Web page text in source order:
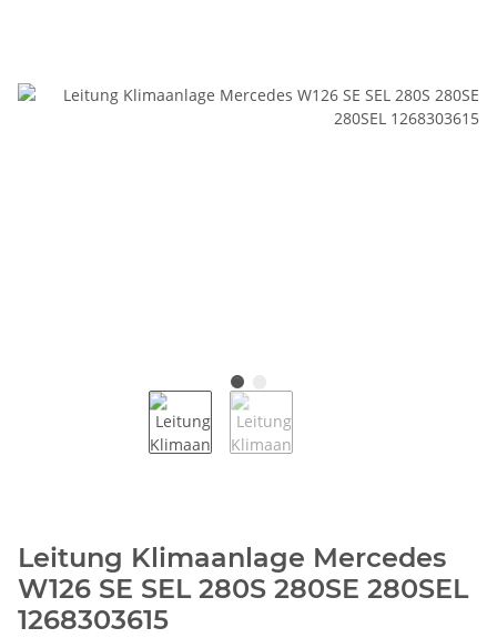
Leitung Klimaanlage Mercedes
W126 SE SEL 280S 280SE 280SEL
1268303615